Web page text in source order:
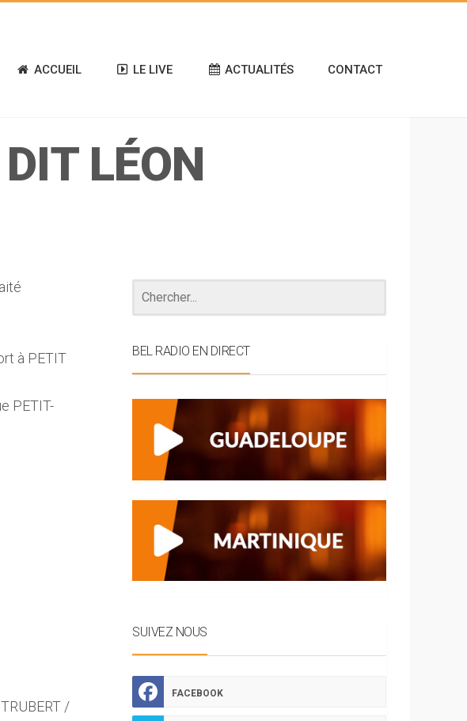
ACCUEIL LE LIVE ACTUALITÉS CONTACT
LÉON
à PETIT
PETIT-
/
BEL RADIO EN DIRECT
SUIVEZ NOUS
FACEBOOK